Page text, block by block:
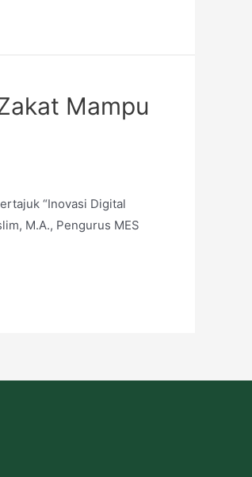
Mampu
“Inovasi Digital
M.A., Pengurus MES